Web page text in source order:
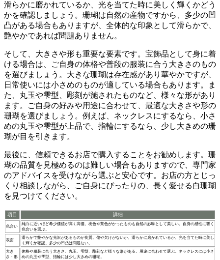
滑らかに磨かれているか、 光を当てた時に美しく輝くかどう
かを確認しましょう。珊瑚は自然の産物ですから、多少の凹
凸がある場合もありますが、全体的な印象として滑らかで、
艶やかであれば問題ありません。
そして、大きさや形も重要な要素です。 宝飾品として身に着
ける場合は、ご自身の体格や普段の服装に合う大きさのもの
を選びましょう。 大きな珊瑚は存在感があり華やかですが、
日常使いには小さめのものが適している場合もあります。ま
た、丸玉や雫型、彫刻が施されたものなど、様々な形があり
ます。ご自身の好みや用途に合わせて、 最適な大きさや形の
珊瑚 を選びましょう。例えば、ネックレスにするなら、小さ
めの丸玉や雫型が上品で、指輪にするなら、少し大きめの珊
瑚が目を引きます。
最後に、 信頼できるお店で購入することをお勧めします。珊
瑚の品質を見極めるのは難しい場合もありますので、専門家
のアドバイスを受けながら選ぶと安心です。お店の方とじっ
くり相談しながら、ご自身にぴったりの、長く愛せる白珊瑚
を見つけてください。
項目 詳細
色合い
純白に近いほど希少価値が高く高価。桃色や茶色がかったものも自然の妙味として美しい。自身の感性に響く
色合いを選ぶ。
表面
滑らかで艶やかな光沢があるものが良質。傷や欠けがないか、滑らかに磨かれているか、光を当てた時に美し
く輝くか確認。多少の凹凸は問題ない。
大き
さ・形
体格や服装に合う大きさ、丸玉、雫型、彫刻など様々な形がある。用途に合わせて選ぶ。ネックレスには小さ
めの丸玉や雫型、指輪には少し大きめの珊瑚。